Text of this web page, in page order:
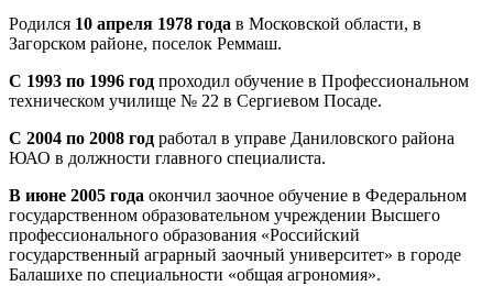
Родился 10 апреля 1978 года в Московской области, в
Загорском районе, поселок Реммаш.
С 1993 по 1996 год проходил обучение в Профессиональном
техническом училище № 22 в Сергиевом Посаде.
С 2004 по 2008 год работал в управе Даниловского района
ЮАО в должности главного специалиста.
В июне 2005 года окончил заочное обучение в Федеральном
государственном образовательном учреждении Высшего
профессионального образования «Российский
государственный аграрный заочный университет» в городе
Балашихе по специальности «общая агрономия».